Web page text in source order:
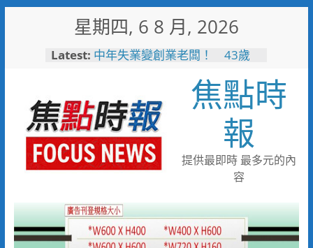
星期四, 6 8 月, 2026
Latest: 中年失業變創業老闆！ 43歲
失智婦癱坐路邊 新南巡警一眼
認出速通知家屬
見女網友需先匯錢 北門警戳破
詐騙陷阱保住40萬
工作過勞眼前發黑 北門巡警眼
尖急扶女子化解危機
逛賣場熱中暑昏厥 南門警與消
焦點時
報
提供最即時 最多元的內
容